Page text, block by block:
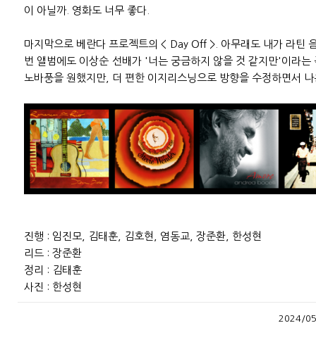
이 아닐까. 영화도 너무 좋다.
마지막으로 베란다 프로젝트의 < Day Off >. 아무래도 내가 라틴
번 앨범에도 이상순 선배가 '너는 궁금하지 않을 것 같지만'이라는
노바풍을 원했지만, 더 편한 이지리스닝으로 방향을 수정하면서
진행 : 임진모, 김태훈, 김호현, 염동교, 장준환, 한성현
리드 : 장준환
정리 : 김태훈
사진 : 한성현
2024/